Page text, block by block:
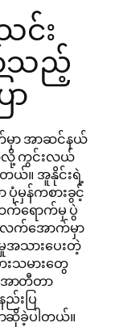
င်း
သည့်
မှာ အာဆင်နယ်
လို့ ကွင်းလယ်
ယ်။ အူနိုင်းရဲ့
မှန်ကစားခွင့်
ရောက်မှ ပွဲ
လက်အောက်မှာ
သားပေးတဲ့
းသမားတွေ
အာတီတာ
းပြ
ဆိုခဲ့ပါတယ်။